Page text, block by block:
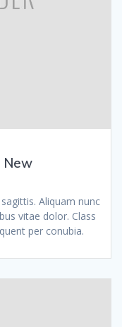
New
Aliquam nunc
vitae dolor. Class
per conubia.